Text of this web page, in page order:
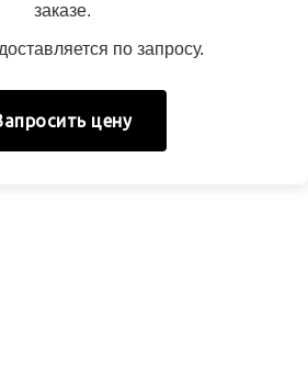
заказе.
по запросу.
цену